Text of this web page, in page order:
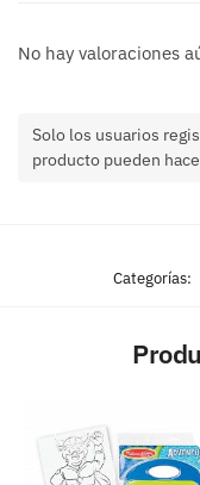
No hay valoraciones
Solo los usuarios
producto pueden
Categorías: